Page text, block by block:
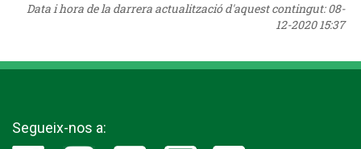
Data i hora de la darrera actualització d'aquest contingut:08-
12-2020 15:37
Segueix-nos a: